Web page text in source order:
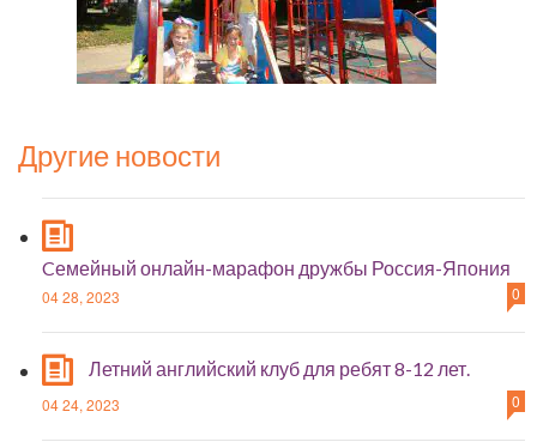
Другие новости
Cемейный онлайн-марафон дружбы Россия-Япония
04 28, 2023 0
Летний английский клуб для ребят 8-12 лет.
04 24, 2023 0